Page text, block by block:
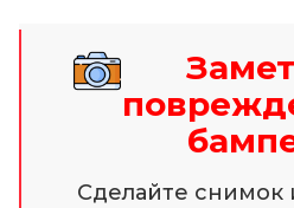
Сделайте снимок